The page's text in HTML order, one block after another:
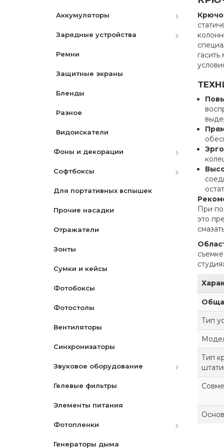
Аккумуляторы
Canon
Nikon
Зарядные устройства
Canon
Nikon
Sony
Ремни
Защитные экраны
Бленды
Разное
Видоискатели
Фоны и декорации
Бумажные
Матерчатые
Переносные
PVC
Софтбоксы
Октобоксы
Для портативных вспышек
Прочие насадки
Отражатели
Зонты
Сумки и кейсы
Фотобоксы
Фотостолы
Вентиляторы
Синхронизаторы
Звуковое оборудование
Микрофоны
Микшеры и адаптеры
Рекордеры
Гелевые фильтры
Элементы питания
Фотопленки
Фотопленки Черно-Белые
Генераторы дыма
При
это
Тип
Тип